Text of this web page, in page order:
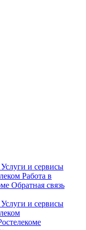
Услуги и сервисы
Работа в
Обратная связь
Услуги и сервисы